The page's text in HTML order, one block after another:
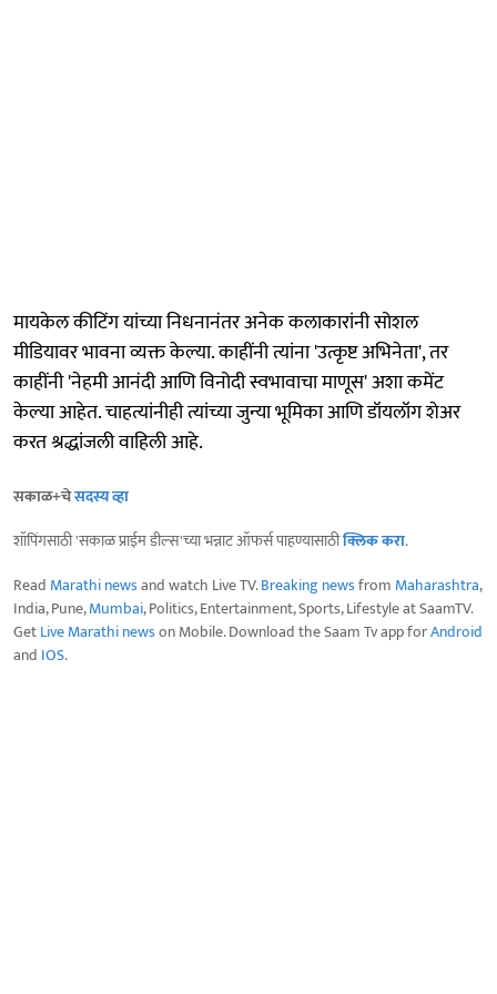
मायकेल कीटिंग यांच्या निधनानंतर अनेक कलाकारांनी सोशल
मीडियावर भावना व्यक्त केल्या. काहींनी त्यांना 'उत्कृष्ट अभिनेता', तर
काहींनी 'नेहमी आनंदी आणि विनोदी स्वभावाचा माणूस' अशा कमेंट
केल्या आहेत. चाहत्यांनीही त्यांच्या जुन्या भूमिका आणि डॉयलॉग शेअर
करत श्रद्धांजली वाहिली आहे.
सकाळ+चेसदस्य व्हा
शॉपिंगसाठी 'सकाळ प्राईम डील्स'च्या भन्नाट ऑफर्स पाहण्यासाठीक्लिक करा.
Read Marathi newsand watch Live TV.Breaking newsfrom Maharashtra,
India, Pune,Mumbai, Politics, Entertainment, Sports, Lifestyle at SaamTV.
GetLive Marathi newson Mobile. Download the Saam Tv app forAndroid
and IOS.